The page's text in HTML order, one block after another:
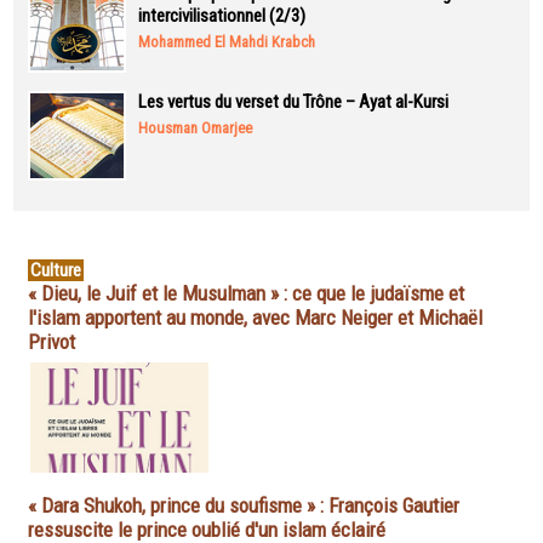
intercivilisationnel (2/3)
Mohammed El Mahdi Krabch
Les vertus du verset du Trône – Ayat al-Kursi
Housman Omarjee
Culture
« Dieu, le Juif et le Musulman » : ce que le judaïsme et
l'islam apportent au monde, avec Marc Neiger et Michaël
Privot
« Dara Shukoh, prince du soufisme » : François Gautier
ressuscite le prince oublié d'un islam éclairé